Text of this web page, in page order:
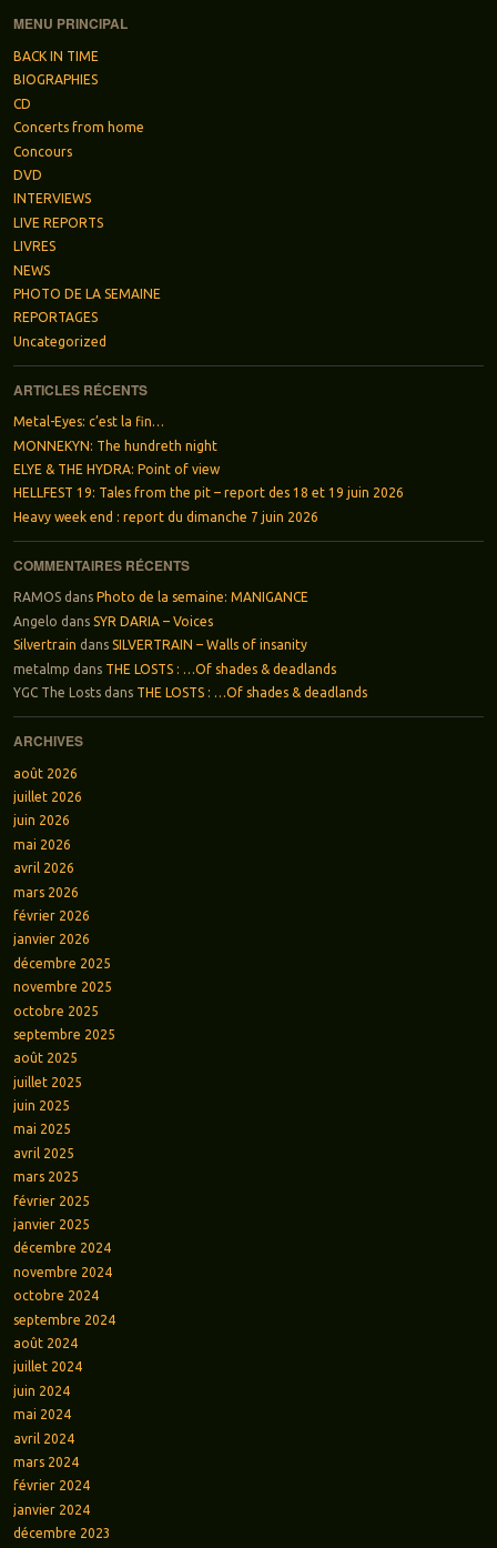
MENU PRINCIPAL
BACK IN TIME
BIOGRAPHIES
CD
Concerts from home
Concours
DVD
INTERVIEWS
LIVE REPORTS
LIVRES
NEWS
PHOTO DE LA SEMAINE
REPORTAGES
Uncategorized
ARTICLES RÉCENTS
Metal-Eyes: c’est la fin…
MONNEKYN: The hundreth night
ELYE & THE HYDRA: Point of view
HELLFEST 19: Tales from the pit – report des 18 et 19 juin 2026
Heavy week end : report du dimanche 7 juin 2026
COMMENTAIRES RÉCENTS
RAMOSdans Photo de la semaine: MANIGANCE
Angelo dans SYR DARIA – Voices
Silvertrain dans SILVERTRAIN – Walls of insanity
metalmp dans THE LOSTS : …Of shades & deadlands
YGC The Lostsdans THE LOSTS : …Of shades & deadlands
ARCHIVES
août 2026
juillet 2026
juin 2026
mai 2026
avril 2026
mars 2026
février 2026
janvier 2026
décembre 2025
novembre 2025
octobre 2025
septembre 2025
août 2025
juillet 2025
juin 2025
mai 2025
avril 2025
mars 2025
février 2025
janvier 2025
décembre 2024
novembre 2024
octobre 2024
septembre 2024
août 2024
juillet 2024
juin 2024
mai 2024
avril 2024
mars 2024
février 2024
janvier 2024
décembre 2023